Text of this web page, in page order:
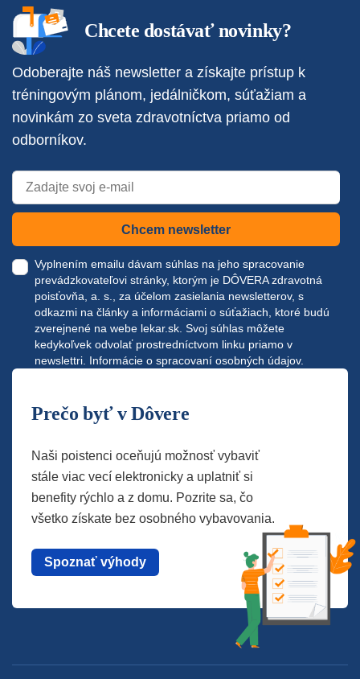
Chcete dostávať novinky?
Odoberajte náš newsletter a získajte prístup k
tréningovým plánom, jedálničkom, súťažiam a
novinkám zo sveta zdravotníctva priamo od
odborníkov.
Chcem newsletter
Vyplnením emailu dávam súhlas na jeho spracovanie
prevádzkovateľovi stránky, ktorým je DÔVERA zdravotná
poisťovňa, a. s., za účelom zasielania newsletterov, s
odkazmi na články a informáciami o súťažiach, ktoré budú
zverejnené na webe lekar.sk . Svoj súhlas môžete
kedykoľvek odvolať prostredníctvom linku priamo v
newslettri. Informácie o spracovaní osobných údajov.
Prečo byť v Dôvere
Naši poistenci oceňujú možnosť vybaviť
stále viac vecí elektronicky a uplatniť si
benefity rýchlo a z domu. Pozrite sa, čo
všetko získate bez osobného vybavovania.
Spoznať výhody